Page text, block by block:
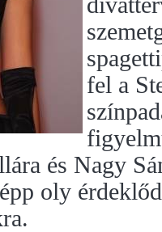
fel a
és Nagy
oly